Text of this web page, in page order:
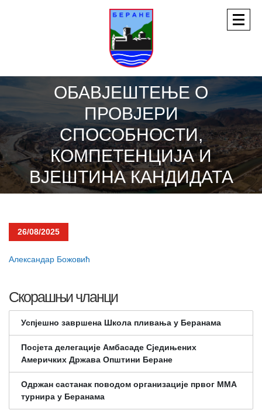
ОБАВЈЕШТЕЊЕ О
ПРОВЈЕРИ
СПОСОБНОСТИ,
КОМПЕТЕНЦИЈА И
ВЈЕШТИНА КАНДИДАТА
26/08/2025
Александар Божовић
Скорашњи чланци
Успјешно завршена Школа пливања у Беранама
Посјета делегације Амбасаде Сједињених
Америчких Држава Општини Беране
Одржан састанак поводом организације првог ММА
турнира у Беранама